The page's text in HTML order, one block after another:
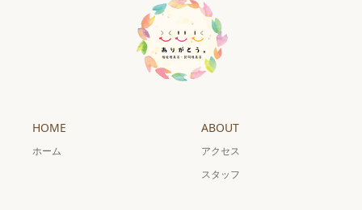
HOME
ホーム
ABOUT
アクセス
スタッフ